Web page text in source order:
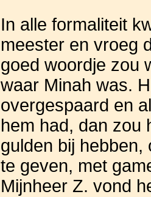
In alle formaliteit
meester en vroeg
goed woordje zou
waar Minah was.
overgespaard en
hem had, dan zou
gulden bij hebben,
te geven, met
Mijnheer Z. vond